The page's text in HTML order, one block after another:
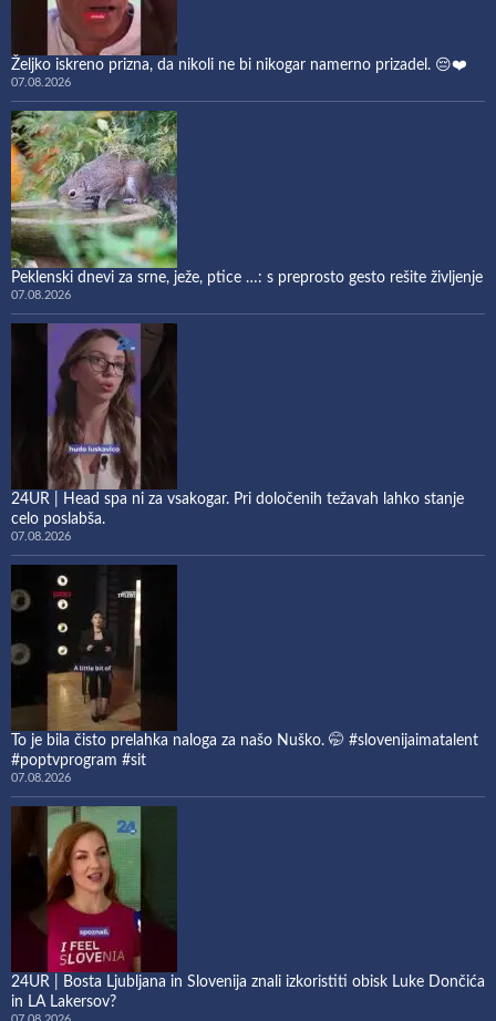
Željko iskreno prizna, da nikoli ne bi nikogar namerno prizadel. 😔❤️
07.08.2026
Peklenski dnevi za srne, ježe, ptice …: s preprosto gesto rešite življenje
07.08.2026
24UR | Head spa ni za vsakogar. Pri določenih težavah lahko stanje
celo poslabša.
07.08.2026
To je bila čisto prelahka naloga za našo Nuško. 🤭 #slovenijaimatalent
#poptvprogram #sit
07.08.2026
24UR | Bosta Ljubljana in Slovenija znali izkoristiti obisk Luke Dončića
in LA Lakersov?